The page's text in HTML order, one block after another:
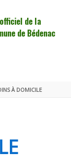
de la
de Bédenac
À DOMICILE